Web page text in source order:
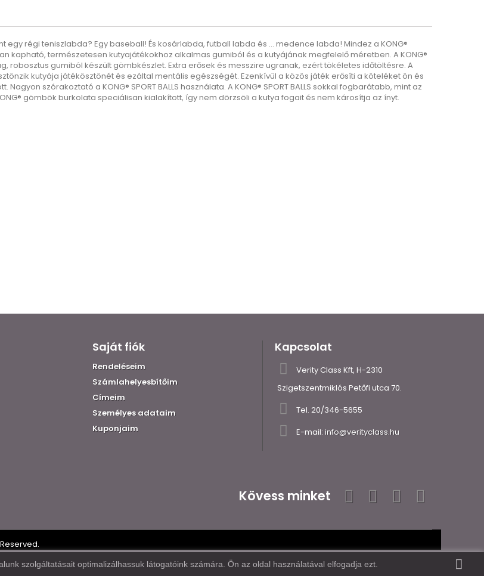
egy régi teniszlabda? Egy baseball! És kosárlabda, futball labda és ... medence labda! Mindez a KONG®
kapható, természetesen kutyajátékokhoz alkalmas gumiból és a kutyájának megfelelő méretben. A KONG®
robosztus gumiból készült gömbkészlet. Extra erősek és messzire ugranak, ezért tökéletes időtöltésre. A
kutyája játékösztönét és ezáltal mentális egészségét. Ezenkívül a közös játék erősíti a köteléket ön és
Nagyon szórakoztató a KONG® SPORT BALLS használata. A KONG® SPORT BALLS sokkal fogbarátabb, mint az
gömbök burkolata speciálisan kialakított, így nem dörzsöli a kutya fogait és nem károsítja az ínyt.
Saját fiók
Rendeléseim
Számlahelyesbítőim
Címeim
Személyes adataim
Kuponjaim
Kapcsolat
Verity Class Kft, H-2310
Szigetszentmiklós Petőfi utca 70.
Tel. 20/346-5655
E-mail: info@verityclass.hu
Kövess minket
szolgáltatásait optimalizálhassuk látogatóink számára. Ön az oldal használatával elfogadja ezt.